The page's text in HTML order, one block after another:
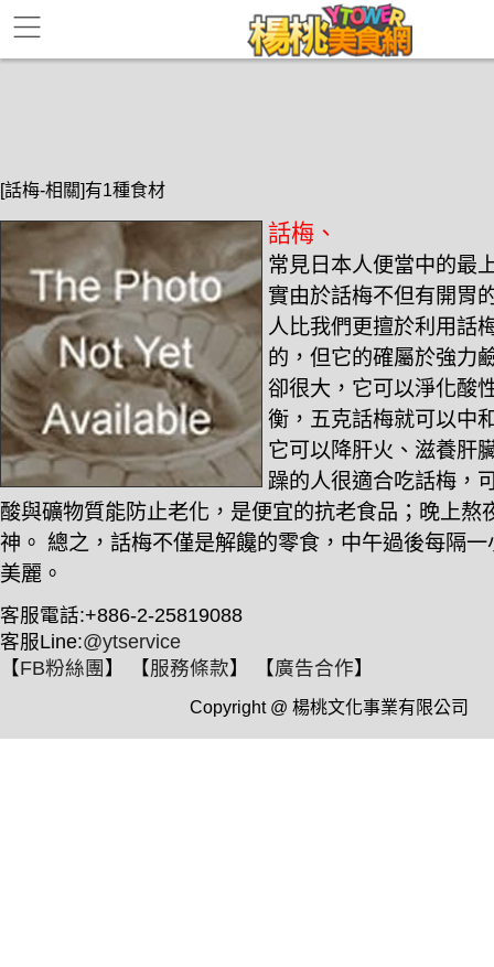
[話梅-相關]有1種食材
話梅、
常見日本人便當中的最
實由於話梅不但有開胃
人比我們更擅於利用話
的，但它的確屬於強力
卻很大，它可以淨化酸
衡，五克話梅就可以中
它可以降肝火、滋養肝
躁的人很適合吃話梅，
酸與礦物質能防止老化，是便宜的抗老食品；晚上熬
神。 總之，話梅不僅是解饞的零食，中午過後每隔
美麗。
客服電話:+886-2-25819088
客服Line:@ytservice
【FB粉絲團 】 【服務條款】 【廣告合作】
Copyright @ 楊桃文化事業有限公司